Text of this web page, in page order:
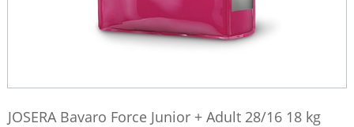
JOSERA Bavaro Force Junior + Adult 28/16 18 kg